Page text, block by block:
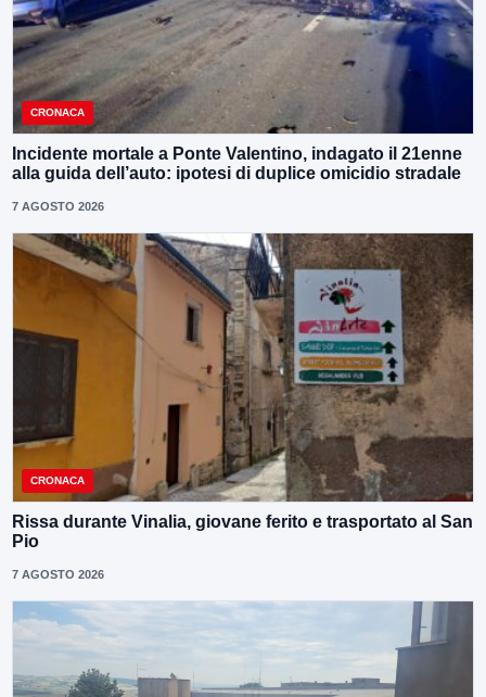
CRONACA
Incidente mortale a Ponte Valentino, indagato il 21enne
alla guida dell’auto: ipotesi di duplice omicidio stradale
7 AGOSTO 2026
CRONACA
Rissa durante Vinalia, giovane ferito e trasportato al San
Pio
7 AGOSTO 2026